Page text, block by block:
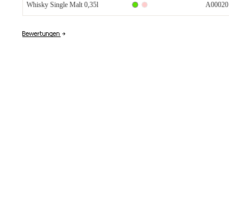
Whisky Single Malt 0,35l
A00020